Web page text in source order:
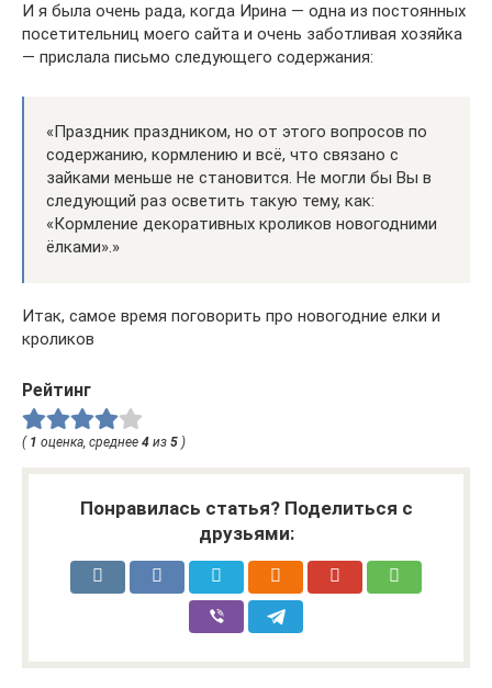
И я была очень рада, когда Ирина — одна из постоянных
посетительниц моего сайта и очень заботливая хозяйка
— прислала письмо следующего содержания:
«Праздник праздником, но от этого вопросов по
содержанию, кормлению и всё, что связано с
зайками меньше не становится. Не могли бы Вы в
следующий раз осветить такую тему, как:
«Кормление декоративных кроликов новогодними
ёлками».»
Итак, самое время поговорить про новогодние елки и
кроликов
Рейтинг
( 1 оценка, среднее 4 из 5 )
Понравилась статья? Поделиться с
друзьями: